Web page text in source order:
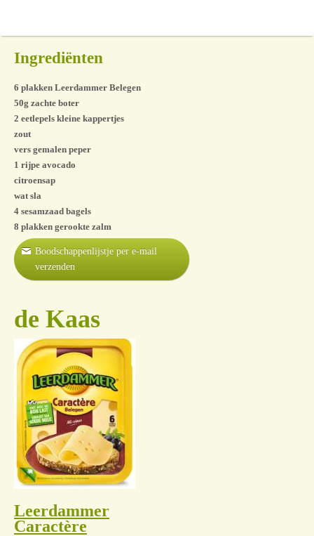
Ingrediënten
6 plakken Leerdammer Belegen
50g zachte boter
2 eetlepels kleine kappertjes
zout
vers gemalen peper
1 rijpe avocado
citroensap
wat sla
4 sesamzaad bagels
8 plakken gerookte zalm
Boodschappenlijstje per e-mail
verzenden
de Kaas
Leerdammer
Caractère